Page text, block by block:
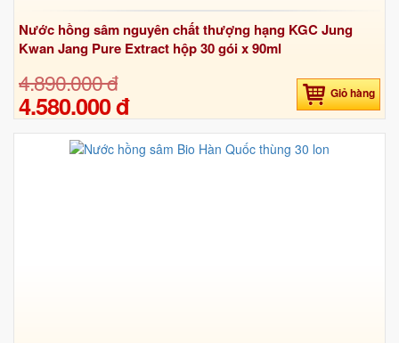
Nước hồng sâm nguyên chất thượng hạng KGC Jung
Kwan Jang Pure Extract hộp 30 gói x 90ml
4.890.000 đ
4.580.000 đ Giỏ hàng